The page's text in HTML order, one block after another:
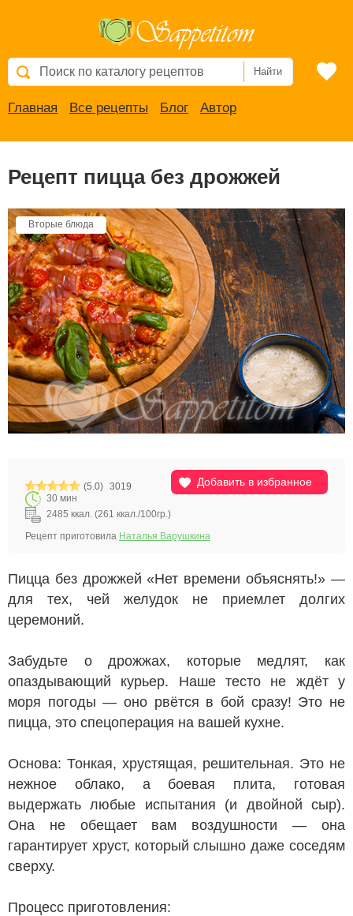
Найти
Главная Все рецепты Блог Автор
Рецепт пицца без дрожжей
Вторые блюда
Добавить в избранное
(5.0) 3019
30 мин
2485 ккал. (261 ккал./100гр.)
Рецепт приготовила Наталья Варушкина
Пицца без дрожжей «Нет времени объяснять!» —
для тех, чей желудок не приемлет долгих
церемоний.
Забудьте о дрожжах, которые медлят, как
опаздывающий курьер. Наше тесто не ждёт у
моря погоды — оно рвётся в бой сразу! Это не
пицца, это спецоперация на вашей кухне.
Основа: Тонкая, хрустящая, решительная. Это не
нежное облако, а боевая плита, готовая
выдержать любые испытания (и двойной сыр).
Она не обещает вам воздушности — она
гарантирует хруст, который слышно даже соседям
сверху.
Процесс приготовления: